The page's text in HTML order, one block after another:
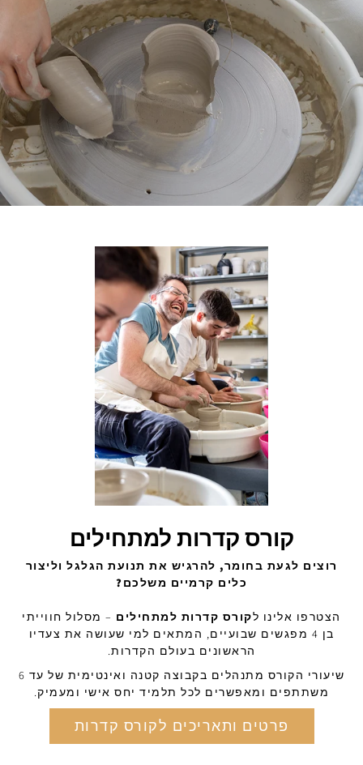
קורס קדרות למתחילים
רוצים לגעת בחומר, להרגיש את תנועת הגלגל וליצור
כלים קרמיים משלכם?
הצטרפו אלינו לקורס קדרות למתחילים – מסלול חווייתי
בן 4 מפגשים שבועיים, המתאים למי שעושה את צעדיו
הראשונים בעולם הקדרות.
שיעורי הקורס מתנהלים בקבוצה קטנה ואינטימית של עד 6
משתתפים ומאפשרים לכל תלמיד יחס אישי ומעמיק.
פרטים ותאריכים לקורס קדרות